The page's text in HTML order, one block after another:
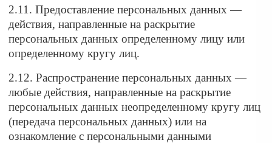
2.11. Предоставление персональных данных —
действия, направленные на раскрытие
персональных данных определенному лицу или
определенному кругу лиц.
2.12. Распространение персональных данных —
любые действия, направленные на раскрытие
персональных данных неопределенному кругу лиц
(передача персональных данных) или на
ознакомление с персональными данными